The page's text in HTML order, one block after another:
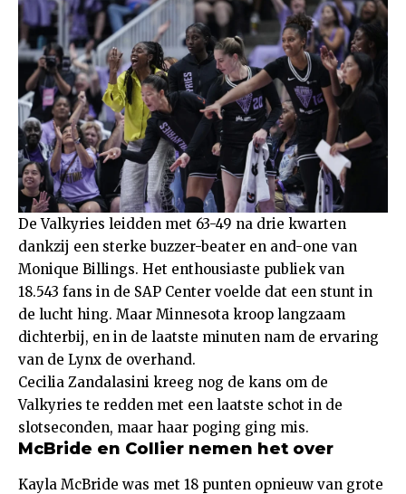
De Valkyries leidden met 63-49 na drie kwarten
dankzij een sterke buzzer-beater en and-one van
Monique Billings. Het enthousiaste publiek van
18.543 fans in de SAP Center voelde dat een stunt in
de lucht hing. Maar Minnesota kroop langzaam
dichterbij, en in de laatste minuten nam de ervaring
van de Lynx de overhand.
Cecilia Zandalasini kreeg nog de kans om de
Valkyries te redden met een laatste schot in de
slotseconden, maar haar poging ging mis.
McBride en Collier nemen het over
Kayla McBride was met 18 punten opnieuw van grote